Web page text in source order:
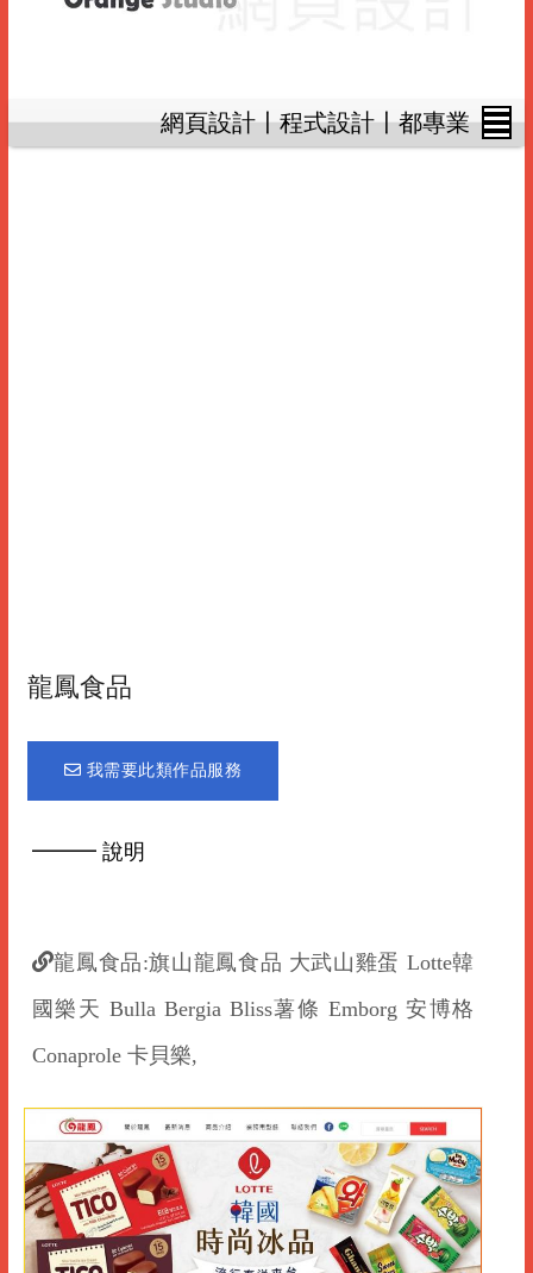
網頁設計〡程式設計〡都專業
龍鳳食品
我需要此類作品服務
━━━ 說明
龍鳳食品:旗山龍鳳食品 大武山雞蛋 Lotte韓
國樂天 Bulla Bergia Bliss薯條 Emborg 安博格
Conaprole 卡貝樂,